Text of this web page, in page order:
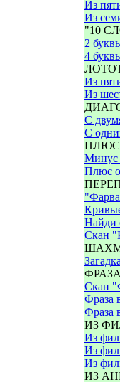
Из
Из
"10
2
4
Из
Из
С
С
ПЛЮС
Минус
Плюс
Найди
Скан
Скан
Фраза
Фраза
ИЗ
Из
Из
Из
ИЗ